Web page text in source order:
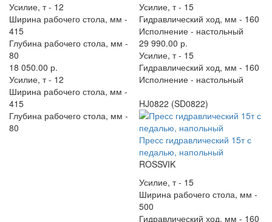
Усилие, т - 12
Ширина рабочего стола, мм -
415
Глубина рабочего стола, мм -
80
18 050.00 р.
Усилие, т - 12
Ширина рабочего стола, мм -
415
Глубина рабочего стола, мм -
80
Усилие, т - 15
Гидравлический ход, мм - 160
Исполнение - настольный
29 990.00 р.
Усилие, т - 15
Гидравлический ход, мм - 160
Исполнение - настольный
HJ0822 (SD0822)
Пресс гидравлический 15т с
педалью, напольный
ROSSVIK
Усилие, т - 15
Ширина рабочего стола, мм -
500
Гидравлический ход, мм - 160